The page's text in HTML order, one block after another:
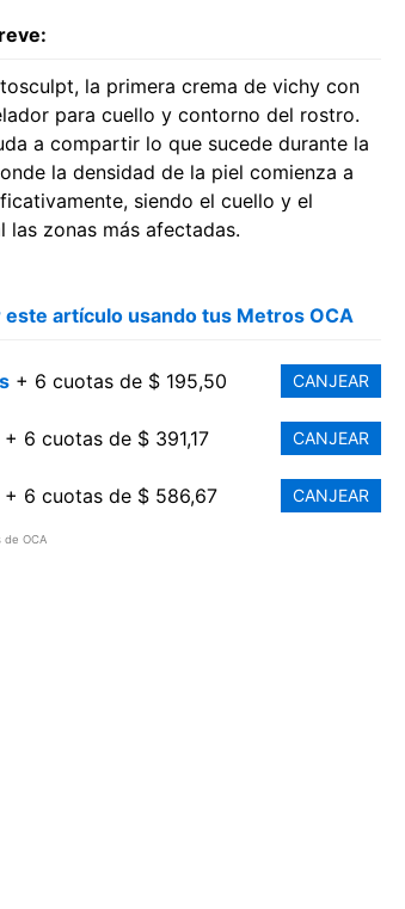
la primera crema de vichy con
para cuello y contorno del rostro.
a compartir lo que sucede durante la
la densidad de la piel comienza a
siendo el cuello y el
las zonas más afectadas.
este artículo usando tus Metros OCA
+ 6 cuotas de $ 195,50 CANJEAR
6 cuotas de $ 391,17 CANJEAR
6 cuotas de $ 586,67 CANJEAR
de OCA